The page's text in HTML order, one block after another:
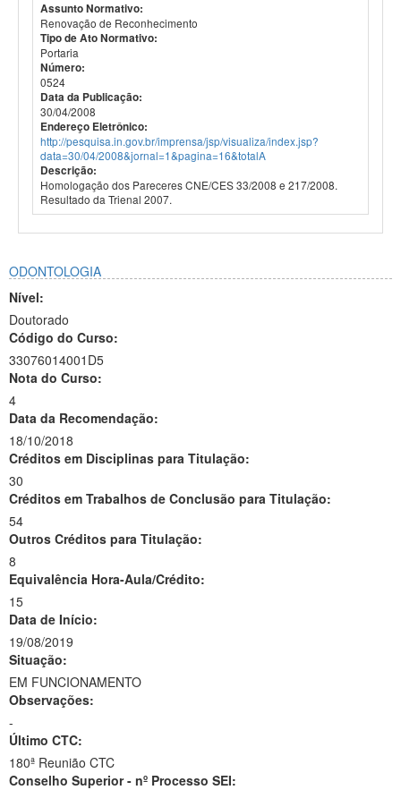
Assunto Normativo:
Renovação de Reconhecimento
Tipo de Ato Normativo:
Portaria
Número:
0524
Data da Publicação:
30/04/2008
Endereço Eletrônico:
http://pesquisa.in.gov.br/imprensa/jsp/visualiza/index.jsp?
data=30/04/2008&jornal=1&pagina=16&totalA
Descrição:
Homologação dos Pareceres CNE/CES 33/2008 e 217/2008.
Resultado da Trienal 2007.
ODONTOLOGIA
Nível:
Doutorado
Código do Curso:
33076014001D5
Nota do Curso:
4
Data da Recomendação:
18/10/2018
Créditos em Disciplinas para Titulação:
30
Créditos em Trabalhos de Conclusão para Titulação:
54
Outros Créditos para Titulação:
8
Equivalência Hora-Aula/Crédito:
15
Data de Início:
19/08/2019
Situação:
EM FUNCIONAMENTO
Observações:
-
Último CTC:
180ª Reunião CTC
Conselho Superior - nº Processo SEI: